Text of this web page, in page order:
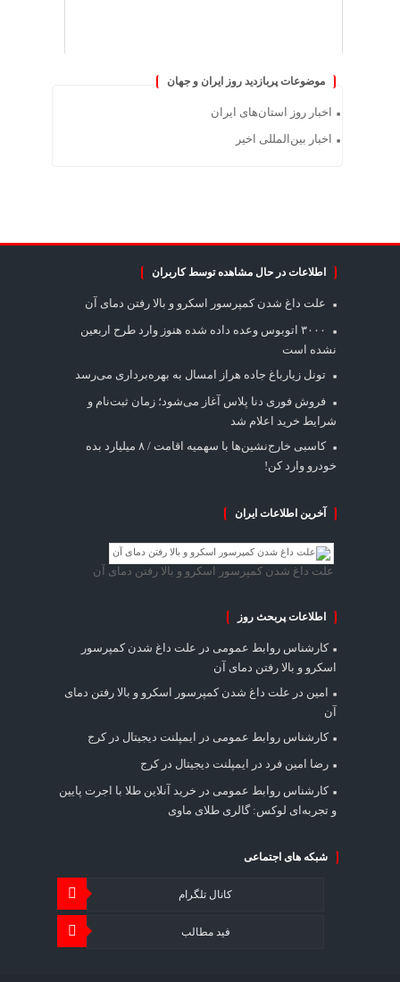
موضوعات پربازدید روز ایران و جهان
اخبار روز استان‌های ایران
اخبار بین‌المللی اخیر
اطلاعات در حال مشاهده توسط کاربران
علت داغ شدن کمپرسور اسکرو و بالا رفتن دمای آن
۳۰۰۰ اتوبوس وعده داده شده هنوز وارد طرح اربعین
نشده است
تونل زیارباغ جاده هراز امسال به بهره‌برداری می‌رسد
فروش فوری دنا پلاس آغاز می‌شود؛ زمان ثبت‌نام و
شرایط خرید اعلام شد
کاسبی خارج‌نشین‌ها با سهمیه اقامت / ۸ میلیارد بده
خودرو وارد کن!
آخرین اطلاعات ایران
علت داغ شدن کمپرسور اسکرو و بالا رفتن دمای آن
اطلاعات پربحث روز
کارشناس روابط عمومی در علت داغ شدن کمپرسور
اسکرو و بالا رفتن دمای آن
امین در علت داغ شدن کمپرسور اسکرو و بالا رفتن دمای
آن
کارشناس روابط عمومی در
ایمپلنت دیجیتال در کرج
رضا امین فرد در
ایمپلنت دیجیتال در کرج
کارشناس روابط عمومی در خرید آنلاین طلا با اجرت پایین
و تجربه‌ای لوکس: گالری طلای ماوی
شبکه های اجتماعی
کانال تلگرام
فید مطالب